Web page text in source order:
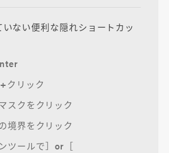
ない便利な隠れショートカッ
クリック
スクをクリック
境界をクリック
ツールで］or［